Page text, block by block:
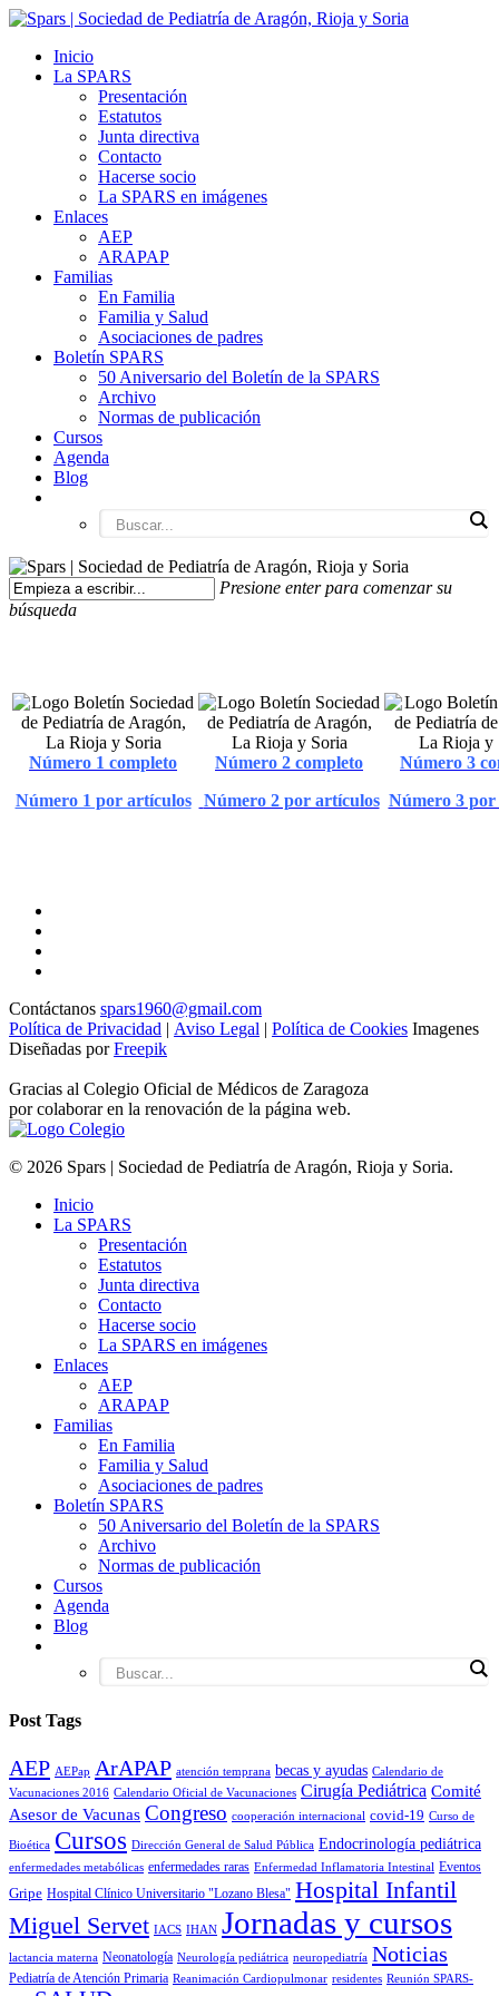
Inicio
La SPARS
Presentación
Estatutos
Junta directiva
Contacto
Hacerse socio
La SPARS en imágenes
Enlaces
AEP
ARAPAP
Familias
En Familia
Familia y Salud
Asociaciones de padres
Boletín SPARS
50 Aniversario del Boletín de la SPARS
Archivo
Normas de publicación
Cursos
Agenda
Blog
Presione enter para comenzar su
búsqueda
Número 1 completo
Número 1 por artículos
Número 2 completo
Número 2 por artículos
Número 3
Número 3
Contáctanos spars1960@gmail.com
Política de Privacidad | Aviso Legal | Política de Cookies Imagenes
Diseñadas porFreepik
Gracias al Colegio Oficial de Médicos de Zaragoza
por colaborar en la renovación de la página web.
© 2026 Spars | Sociedad de Pediatría de Aragón, Rioja y Soria.
Inicio
La SPARS
Presentación
Estatutos
Junta directiva
Contacto
Hacerse socio
La SPARS en imágenes
Enlaces
AEP
ARAPAP
Familias
En Familia
Familia y Salud
Asociaciones de padres
Boletín SPARS
50 Aniversario del Boletín de la SPARS
Archivo
Normas de publicación
Cursos
Agenda
Blog
Post Tags
AEP AEPap ArAPAP atención temprana becas y ayudas Calendario de
Vacunaciones 2016 Calendario Oficial de Vacunaciones Cirugía Pediátrica Comité
Asesor de Vacunas Congreso cooperación internacional covid-19 Curso de
Bioética Cursos Dirección General de Salud Pública Endocrinología pediátrica
enfermedades metabólicas enfermedades raras Enfermedad Inflamatoria Intestinal Eventos
Gripe Hospital Clínico Universitario "Lozano Blesa" Hospital Infantil
Miguel Servet IACS IHAN Jornadas y cursos
lactancia materna Neonatología Neurología pediátrica neuropediatría Noticias
Pediatría de Atención Primaria Reanimación Cardiopulmonar residentes Reunión SPARS-